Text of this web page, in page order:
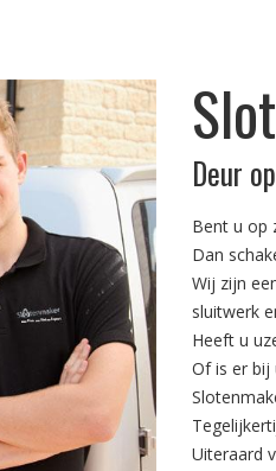
Deur
Bent u op
Dan
Wij zijn
sluitwerk
Heeft u
Of is er bij
Uiteraard